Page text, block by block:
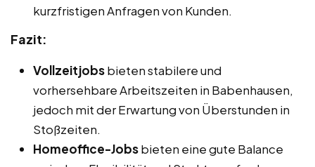
kurzfristigen Anfragen von Kunden.
Fazit:
Vollzeitjobsbieten stabilere und
vorhersehbare Arbeitszeiten in Babenhausen,
jedoch mit der Erwartung von Überstunden in
Stoßzeiten.
Homeoffice-Jobsbieten eine gute Balance